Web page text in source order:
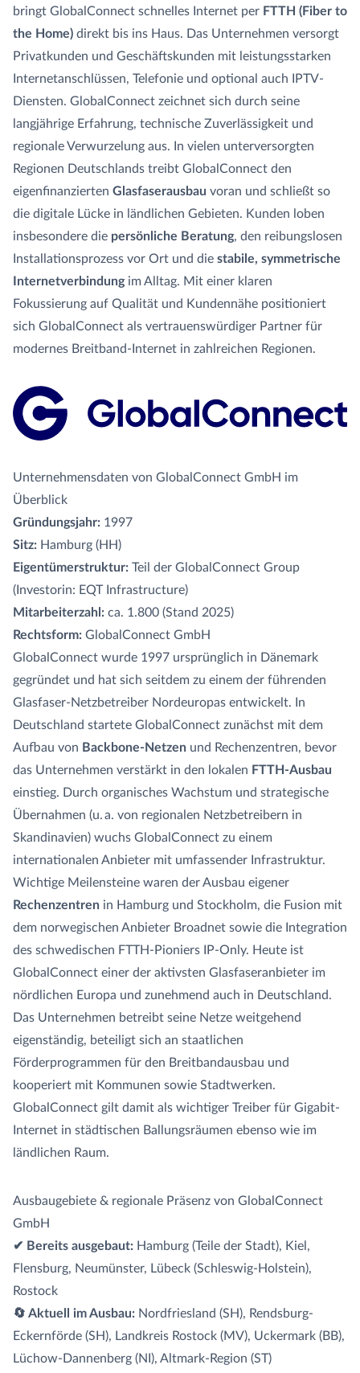
GLASFASER RUHR
1&1 Versatel
Managed Services
Richtfunk & Satellit
Carrier Access Plattform
Vergleichsportal
bringt GlobalConnect schnelles Internet per FTTH (Fiber to
the Home) direkt bis ins Haus. Das Unternehmen versorgt
Privatkunden und Geschäftskunden mit leistungsstarken
Internetanschlüssen, Telefonie und optional auch IPTV-
Diensten. GlobalConnect zeichnet sich durch seine
langjährige Erfahrung, technische Zuverlässigkeit und
regionale Verwurzelung aus. In vielen unterversorgten
Regionen Deutschlands treibt GlobalConnect den
eigenfinanzierten Glasfaserausbau voran und schließt so
die digitale Lücke in ländlichen Gebieten. Kunden loben
insbesondere die persönliche Beratung, den reibungslosen
Installationsprozess vor Ort und die stabile, symmetrische
Internetverbindungim Alltag. Mit einer klaren
Fokussierung auf Qualität und Kundennähe positioniert
sich GlobalConnect als vertrauenswürdiger Partner für
modernes Breitband-Internet in zahlreichen Regionen.
Unternehmensdaten von GlobalConnect GmbH im
Überblick
Gründungsjahr: 1997
Sitz: Hamburg (HH)
Eigentümerstruktur: Teil der GlobalConnect Group
(Investorin: EQT Infrastructure)
Mitarbeiterzahl: ca. 1.800 (Stand 2025)
Rechtsform: GlobalConnect GmbH
GlobalConnect wurde 1997 ursprünglich in Dänemark
gegründet und hat sich seitdem zu einem der führenden
Glasfaser-Netzbetreiber Nordeuropas entwickelt. In
Deutschland startete GlobalConnect zunächst mit dem
Aufbau von Backbone-Netzen und Rechenzentren, bevor
das Unternehmen verstärkt in den lokalen FTTH-Ausbau
einstieg. Durch organisches Wachstum und strategische
Übernahmen (u. a. von regionalen Netzbetreibern in
Skandinavien) wuchs GlobalConnect zu einem
internationalen Anbieter mit umfassender Infrastruktur.
Wichtige Meilensteine waren der Ausbau eigener
Rechenzentren in Hamburg und Stockholm, die Fusion mit
dem norwegischen Anbieter Broadnet sowie die Integration
des schwedischen FTTH-Pioniers IP-Only. Heute ist
GlobalConnect einer der aktivsten Glasfaseranbieter im
nördlichen Europa und zunehmend auch in Deutschland.
Das Unternehmen betreibt seine Netze weitgehend
eigenständig, beteiligt sich an staatlichen
Förderprogrammen für den Breitbandausbau und
kooperiert mit Kommunen sowie Stadtwerken.
GlobalConnect gilt damit als wichtiger Treiber für Gigabit-
Internet in städtischen Ballungsräumen ebenso wie im
ländlichen Raum.
Ausbaugebiete & regionale Präsenz von GlobalConnect
GmbH
✔ Bereits ausgebaut: Hamburg (Teile der Stadt), Kiel,
Flensburg, Neumünster, Lübeck (Schleswig-Holstein),
Rostock
🔄 Aktuell im Ausbau: Nordfriesland (SH), Rendsburg-
Eckernförde (SH), Landkreis Rostock (MV), Uckermark (BB),
Lüchow-Dannenberg (NI), Altmark-Region (ST)